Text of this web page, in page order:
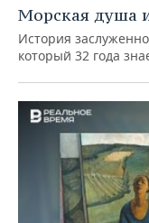
Морская душа
История
который 32 года